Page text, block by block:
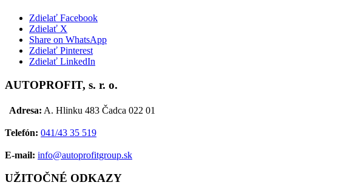
Zdielať Facebook
Zdielať X
Share on WhatsApp
Zdielať Pinterest
Zdielať LinkedIn
AUTOPROFIT, s. r. o.
Adresa: A. Hlinku 483 Čadca 022 01
Telefón: 041/43 35 519
E-mail: info@autoprofitgroup.sk
UŽITOČNÉ ODKAZY